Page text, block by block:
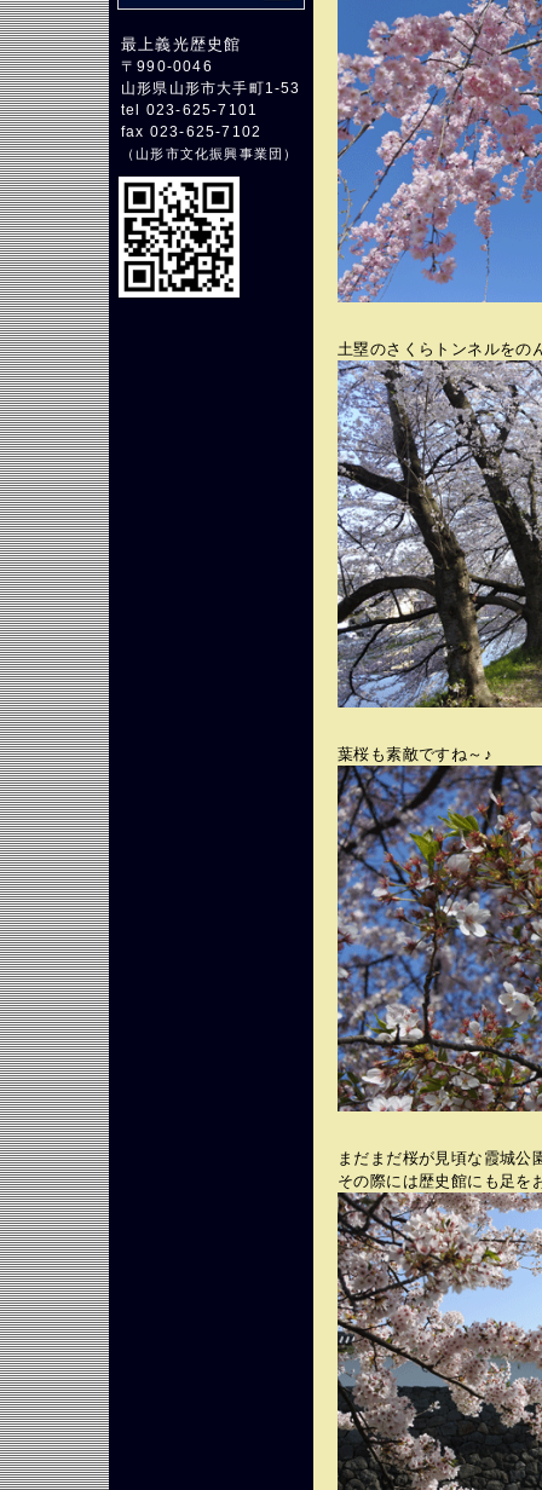
最上義光歴史館
〒990-0046
山形県山形市大手町1-53
tel 023-625-7101
fax 023-625-7102
（山形市文化振興事業団 ）
土塁のさくらトンネルをの
葉桜も素敵ですね～♪
まだまだ桜が見頃な霞城公
その際には歴史館にも足を